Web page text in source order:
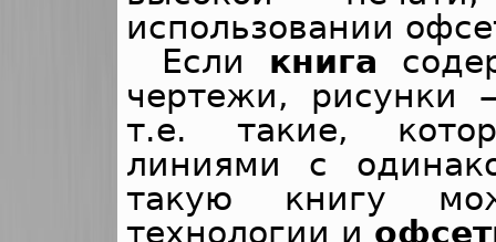
использовании
Если книга
чертежи, рисунки
т.е. такие,
линиями с
такую книгу
технологии и